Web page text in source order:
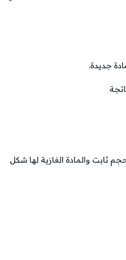
جديدة.
ثابت والمادة الغازية لها شكل